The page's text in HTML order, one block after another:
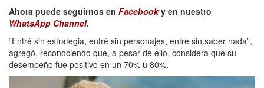
Ahora puede seguirnos en Facebooky en nuestro
WhatsApp Channel.
“Entré sin estrategia, entré sin personajes, entré sin saber nada”,
agregó, reconociendo que, a pesar de ello, considera que su
desempeño fue positivo en un 70% u 80%.